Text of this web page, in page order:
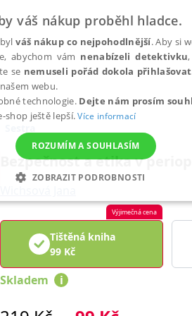
Bezpečnost a etika v
Výjimečná cena
Tištěná kniha
99 Kč
Skladem i
váš nákup proběhl hladce.
bylváš nákup co nejpohodlnější. Aby si
abychom vám nenabízeli detektivku
se nemuseli pořád dokola přihlašovat
webu.
technologie. Dejte nám prosím
shop ještě lepší.Více informací
ROZUMÍM A SOUHLASÍM
ZOBRAZIT PODROBNOSTI
MARKETINGOVÉ FUNKČNÍ
uživatele a správa účtu. Webové stránky